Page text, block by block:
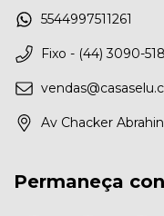
5544997511261
Fixo - (44) 3090-
Av Chacker
Permaneça